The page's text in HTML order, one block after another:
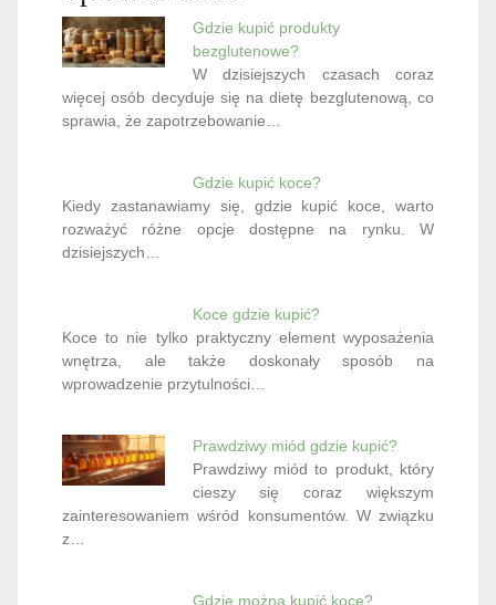
Gdzie kupić produkty
bezglutenowe?
W dzisiejszych czasach coraz
więcej osób decyduje się na dietę bezglutenową, co
sprawia, że zapotrzebowanie…
Gdzie kupić koce?
Kiedy zastanawiamy się, gdzie kupić koce, warto
rozważyć różne opcje dostępne na rynku. W
dzisiejszych…
Koce gdzie kupić?
Koce to nie tylko praktyczny element wyposażenia
wnętrza, ale także doskonały sposób na
wprowadzenie przytulności…
Prawdziwy miód gdzie kupić?
Prawdziwy miód to produkt, który
cieszy się coraz większym
zainteresowaniem wśród konsumentów. W związku
z…
Gdzie można kupić koce?